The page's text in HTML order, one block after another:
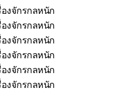
งจักรกลหนัก
งจักรกลหนัก
งจักรกลหนัก
งจักรกลหนัก
งจักรกลหนัก
งจักรกลหนัก